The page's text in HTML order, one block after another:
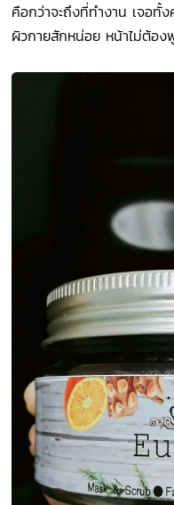
คือกว่าจะถึงที่ทำงาน เจอทั้
ผิวกายสักหน่อย หน้าไม่ต้อง